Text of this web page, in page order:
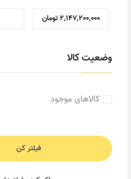
2,147,200,000 تومان
وضعیت کالا
کالاهای موجود
فیلتر کن